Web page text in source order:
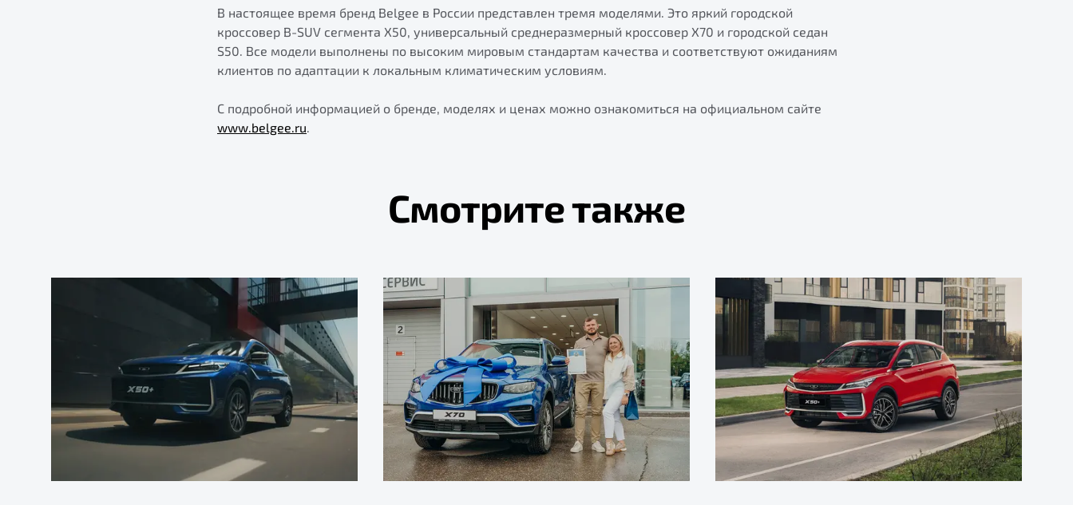
В настоящее время бренд Belgee в России представлен тремя моделями. Это яркий городской
кроссовер B-SUV сегмента X50, универсальный среднеразмерный кроссовер X70 и городской седан
S50. Все модели выполнены по высоким мировым стандартам качества и соответствуют ожиданиям
клиентов по адаптации к локальным климатическим условиям.
С подробной информацией о бренде, моделях и ценах можно ознакомиться на официальном сайте
www.belgee.ru
Смотрите также